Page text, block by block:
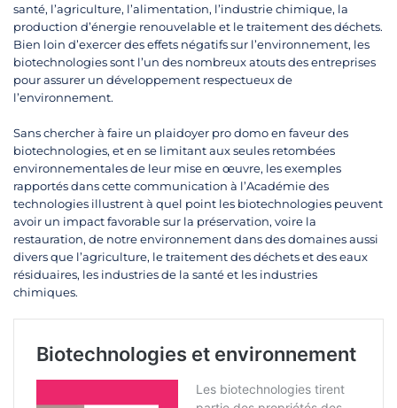
santé, l’agriculture, l’alimentation, l’industrie chimique, la
production d’énergie renouvelable et le traitement des déchets.
Bien loin d’exercer des effets négatifs sur l’environnement, les
biotechnologies sont l’un des nombreux atouts des entreprises
pour assurer un développement respectueux de
l’environnement.
Sans chercher à faire un plaidoyer pro domo en faveur des
biotechnologies, et en se limitant aux seules retombées
environnementales de leur mise en œuvre, les exemples
rapportés dans cette communication à l’Académie des
technologies illustrent à quel point les biotechnologies peuvent
avoir un impact favorable sur la préservation, voire la
restauration, de notre environnement dans des domaines aussi
divers que l’agriculture, le traitement des déchets et des eaux
résiduaires, les industries de la santé et les industries
chimiques.